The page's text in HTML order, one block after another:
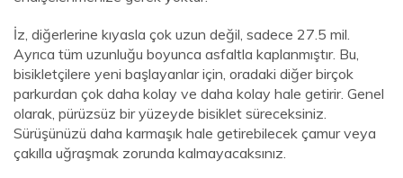
İz, diğerlerine kıyasla çok uzun değil, sadece 27.5 mil.
Ayrıca tüm uzunluğu boyunca asfaltla kaplanmıştır. Bu,
bisikletçilere yeni başlayanlar için, oradaki diğer birçok
parkurdan çok daha kolay ve daha kolay hale getirir. Genel
olarak, pürüzsüz bir yüzeyde bisiklet süreceksiniz.
Sürüşünüzü daha karmaşık hale getirebilecek çamur veya
çakılla uğraşmak zorunda kalmayacaksınız.